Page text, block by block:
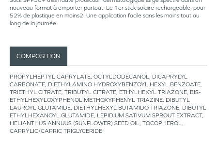
nouveau format à emporter partout. Le 1er stick solaire rechargeable, pour
52% de plastique en moins2. Une application facile sans les mains tout au
long de la journée.
COMPOSITION
PROPYLHEPTYL CAPRYLATE, OCTYLDODECANOL, DICAPRYLYL
CARBONATE, DIETHYLAMINO HYDROXYBENZOYL HEXYL BENZOATE,
TRIETHYL CITRATE, TRIBUTYL CITRATE, ETHYLHEXYL TRIAZONE, BIS-
ETHYLHEXYLOXYPHENOL METHOXYPHENYL TRIAZINE, DIBUTYL
LAUROYL GLUTAMIDE, DIETHYLHEXYL BUTAMIDO TRIAZONE, DIBUTYL
ETHYLHEXANOYL GLUTAMIDE, LEPIDIUM SATIVUM SPROUT EXTRACT,
HELIANTHUS ANNUUS (SUNFLOWER) SEED OIL, TOCOPHEROL,
CAPRYLIC/CAPRIC TRIGLYCERIDE